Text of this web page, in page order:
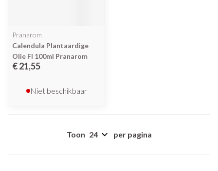
Pranarom
Calendula Plantaardige
Olie Fl 100ml Pranarom
€ 21,55
Niet beschikbaar
Toon per pagina